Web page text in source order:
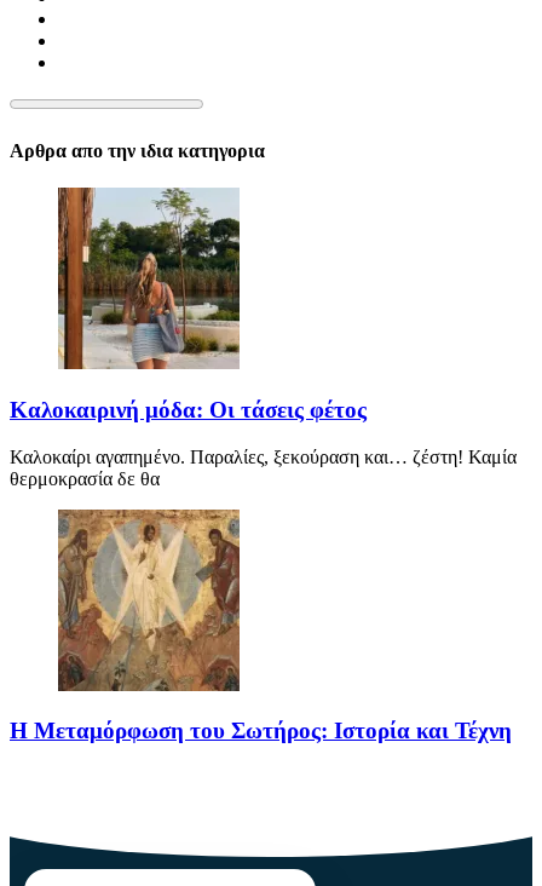
Αρθρα απο την ιδια κατηγορια
Καλοκαιρινή μόδα: Οι τάσεις φέτος
Καλοκαίρι αγαπημένο. Παραλίες, ξεκούραση και… ζέστη! Καμία
θερμοκρασία δε θα
Η Μεταμόρφωση του Σωτήρος: Ιστορία και Τέχνη